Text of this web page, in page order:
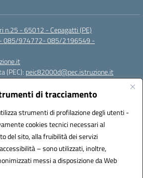
di tracciamento
strumenti di profilazione degli utenti -
cookies tecnici necessari al
del sito, alla fruibilità dei servizi
– sono utilizzati, inoltre,
messi a disposizione da Web
n.25 - 65012 - Cepagatti (PE)
085/974772- 085/2196549 -
(PEC): peic82000d@pec.istruzione.it
Amministrazioni (IPA): istsc_peic82000d
(CUF): UFYS5I
Comprensivo Cepagatti
- Villareia (PE)